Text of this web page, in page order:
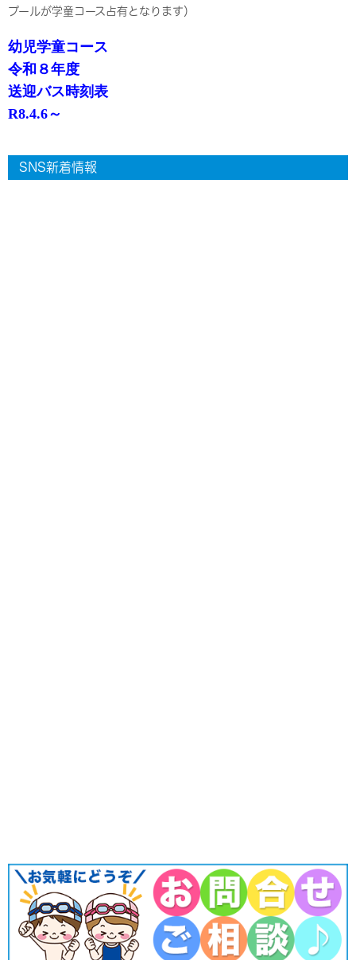
プールが学童コース占有となります）
幼児学童コース
令和８年度
送迎バス時刻表
R8.4.6～
SNS新着情報